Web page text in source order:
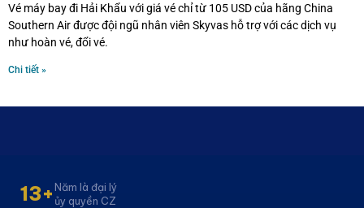
Vé máy bay đi Hải Khẩu với giá vé chỉ từ 105 USD của hãng China
Southern Air được đội ngũ nhân viên Skyvas hỗ trợ với các dịch vụ
như hoàn vé, đổi vé.
Chi tiết »
13+Năm là đại lý
ủy quyền CZ